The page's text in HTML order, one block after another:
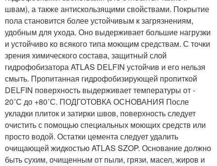
швам), а также антискользящими свойствами. Покрытие
пола становится более устойчивым к загрязнениям,
удобным для ухода. Оно выдерживает большие нагрузки
и устойчиво ко всякого типа моющим средствам. С точки
зрения химического состава, защитный слой
гидрофобизатора ATLAS DELFIN устойчив и его нельзя
смыть. Пропитанная гидрофобизирующей пропиткой
DELFIN поверхность выдерживает температуры от -
20˚С до +80˚С. ПОДГОТОВКА ОСНОВАНИЯ После
укладки плиток и затирки швов, поверхность следует
очистить с помощью специальных моющих средств или
просто водой. Остатки цемента следует удалить
очищающей жидкостью ATLAS SZOP. Основание должно
быть сухим, очищенным от пыли, грязи, масел, жиров и